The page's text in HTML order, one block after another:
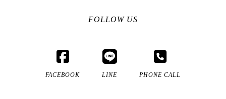
FOLLOW US
FACEBOOK LINE PHONE CALL